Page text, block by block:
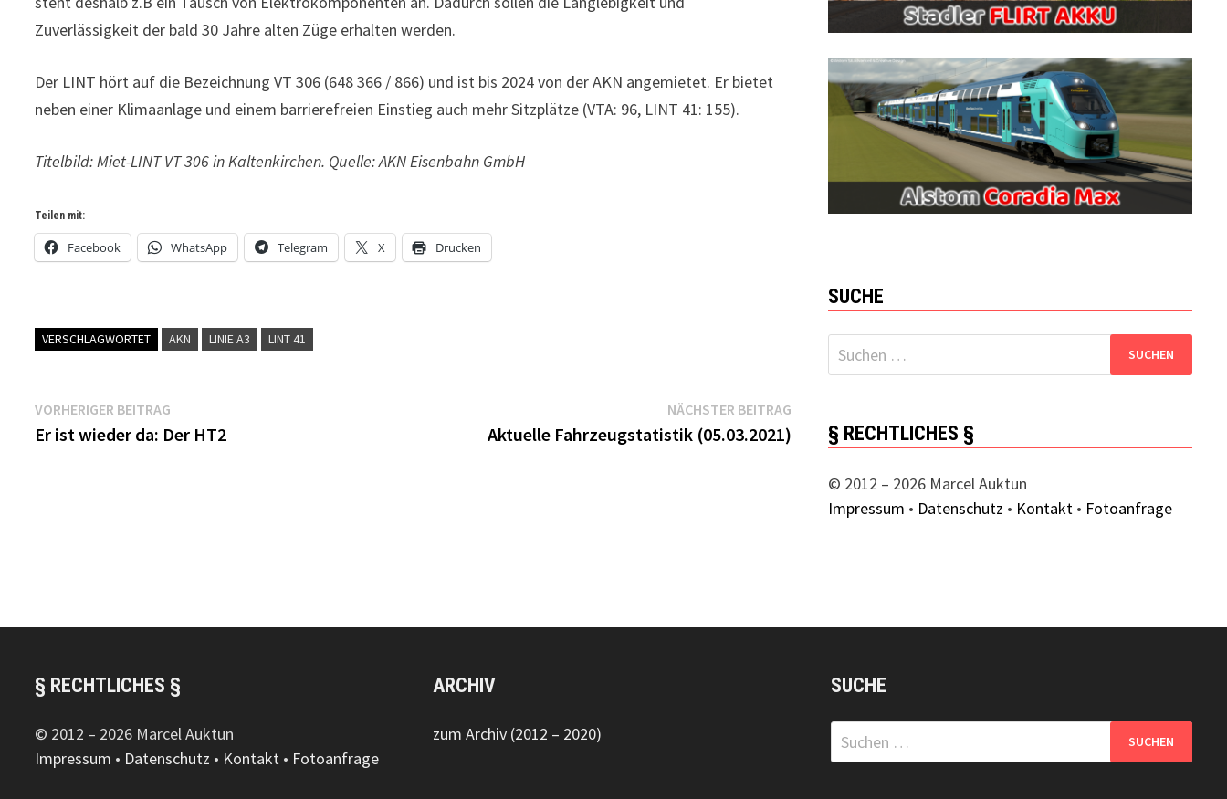
Zuverlässigkeit der bald 30 Jahre alten Züge erhalten werden.
Der LINT hört auf die Bezeichnung VT 306 (648 366 / 866) und ist bis 2024 von der AKN angemietet. Er bietet
neben einer Klimaanlage und einem barrierefreien Einstieg auch mehr Sitzplätze (VTA: 96, LINT 41: 155).
Titelbild: Miet-LINT VT 306 in Kaltenkirchen. Quelle: AKN Eisenbahn GmbH
Teilen mit:
Facebook WhatsApp Telegram X Drucken
VERSCHLAGWORTET AKN LINIE A3 LINT 41
Beitragsnavigation
VORHERIGER BEITRAG
Beitrag:
Er ist wieder da: Der HT2
NÄCHSTER BEITRAG
Beitrag:
Aktuelle Fahrzeugstatistik (05.03.2021)
SUCHE
Suchen
nach:
§ RECHTLICHES §
© 2012 – 2026 Marcel Auktun
Impressum • Datenschutz • Kontakt • Fotoanfrage
§ RECHTLICHES §
© 2012 – 2026 Marcel Auktun
Impressum • Datenschutz • Kontakt • Fotoanfrage
ARCHIV
zum Archiv (2012 – 2020)
SUCHE
Suchen
nach: